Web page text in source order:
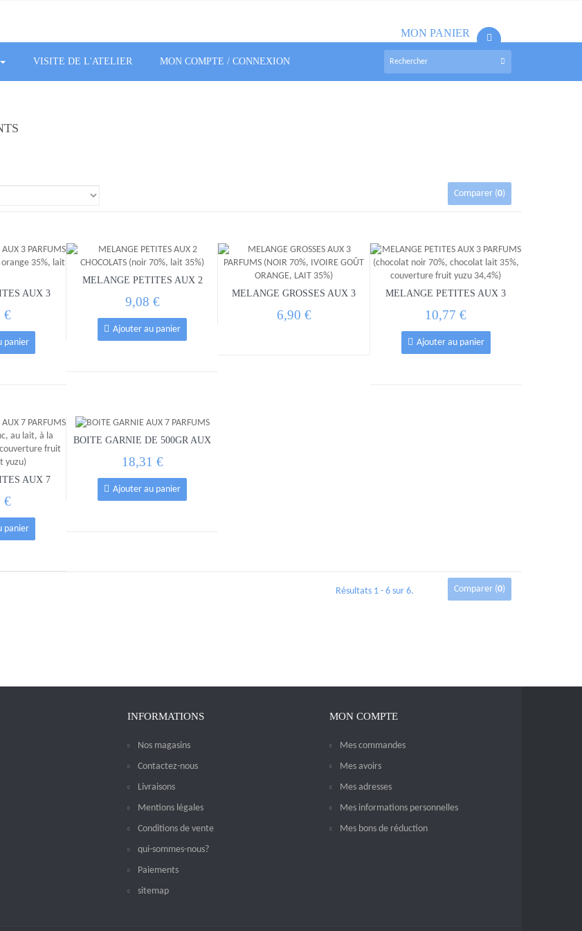
MON PANIER
VISITE DE L'ATELIER MON COMPTE / CONNEXION
Comparer (0)
AUX 3
€
panier
MELANGE PETITES AUX 2
9,08 €
Ajouter au panier
MELANGE GROSSES AUX 3
6,90 €
MELANGE PETITES AUX 3
10,77 €
Ajouter au panier
AUX 7
€
panier
BOITE GARNIE DE 500GR AUX
18,31 €
Ajouter au panier
Résultats 1 - 6 sur 6. Comparer (0)
INFORMATIONS
Nos magasins
Contactez-nous
Livraisons
Mentions légales
Conditions de vente
qui-sommes-nous?
Paiements
sitemap
MON COMPTE
Mes commandes
Mes avoirs
Mes adresses
Mes informations personnelles
Mes bons de réduction